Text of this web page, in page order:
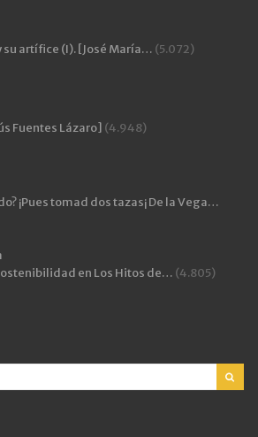
su artífice (I). [José María… (5.072)
Fuentes Lázaro] (4.948)
¡Pues tomad dos tazas¡ De la Vega…
en Los Hitos de… (4.805)